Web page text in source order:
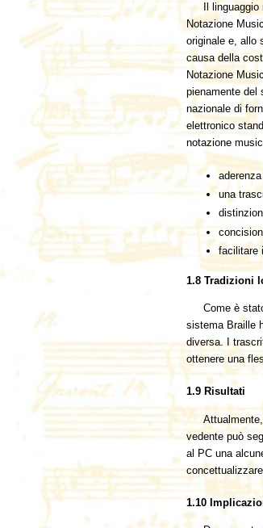
Il
Notazione
originale e, allo
causa della
Notazione
pienamente del
nazionale di
elettronico
notazione
una
facilitare
1.8 Tradizioni
Come è
sistema Braille
diversa. I
ottenere una
1.9 Risultati
vedente può
al PC una
1.10